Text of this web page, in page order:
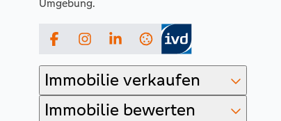
Umgebung.
FacebookInstagramLinkedIn
Immobilie verkaufen
Immobilie bewerten